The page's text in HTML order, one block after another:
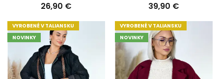
26,90 € 39,90 €
VYROBENÉ V TALIANSKU
NOVINKY
VYROBENÉ V TALIANSKU
NOVINKY